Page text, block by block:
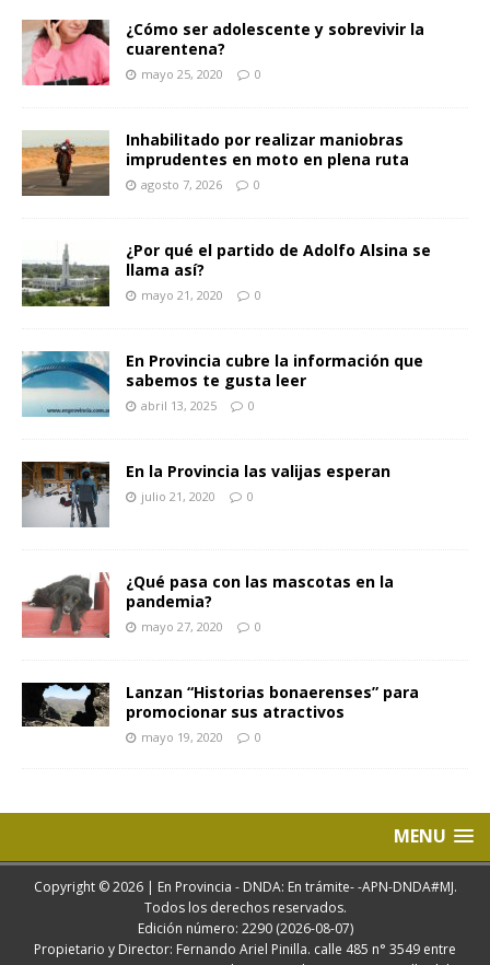
¿Cómo ser adolescente y sobrevivir la
cuarentena?
mayo 25, 2020 0
Inhabilitado por realizar maniobras
imprudentes en moto en plena ruta
agosto 7, 2026 0
¿Por qué el partido de Adolfo Alsina se
llama así?
mayo 21, 2020 0
En Provincia cubre la información que
sabemos te gusta leer
abril 13, 2025 0
En la Provincia las valijas esperan
julio 21, 2020 0
¿Qué pasa con las mascotas en la
pandemia?
mayo 27, 2020 0
Lanzan “Historias bonaerenses” para
promocionar sus atractivos
mayo 19, 2020 0
MENU
Copyright © 2026 | En Provincia - DNDA: En trámite- -APN-DNDA#MJ.
Todos los derechos reservados.
Edición número: 2290 (2026-08-07)
Propietario y Director: Fernando Ariel Pinilla. calle 485 n° 3549 entre